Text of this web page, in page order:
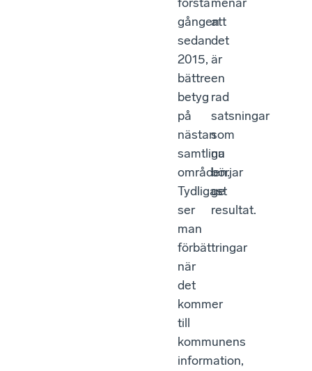
gången
sedan
2015,
bättre
betyg
på
nästan
samtliga
områden.
Tydligast
ser
man
förbättringar
när
det
kommer
till
kommunens
information,
att
det
är
en
rad
satsningar
som
nu
börjar
ge
resultat.